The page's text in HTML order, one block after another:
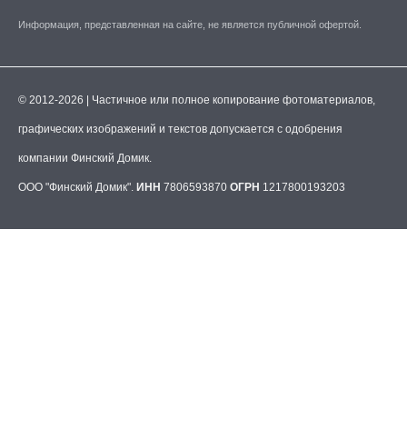
Информация, представленная на сайте, не является публичной офертой.
© 2012-2026 | Частичное или полное копирование фотоматериалов,
графических изображений и текстов допускается с одобрения
компании Финский Домик.
ООО "Финский Домик". ИНН 7806593870 ОГРН 1217800193203